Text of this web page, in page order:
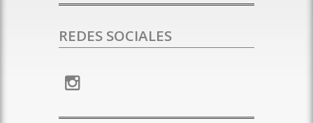
REDES SOCIALES